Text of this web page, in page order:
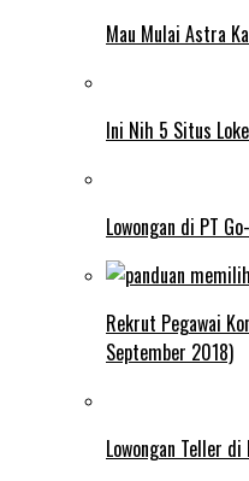
Mau Mulai Astra
Ini Nih 5 Situs
Lowongan di PT
Rekrut Pegawai
September 2018)
Lowongan Teller